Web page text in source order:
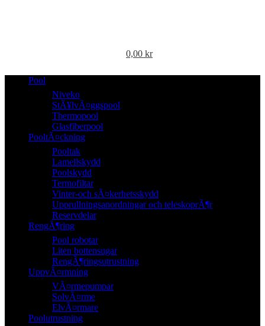
0,00 kr
Pool
Niveko
StÃ¥lvÃ¤ggspool
Thermopool
Glasfiberpool
PooltÃ¤ckning
Pooltak
Lamellskydd
Poolskydd
Termofiltar
Vinter-och sÃ¤kerhetsskydd
Upprullningsanordningar och teleskoprÃ¶r
Reservdelar
RengÃ¶ring
Pool robotar
Liten bottensugar
RengÃ¶ringsutrustning
UppvÃ¤rmning
VÃ¤rmepumpar
SolvÃ¤rme
ElvÃ¤rmare
Poolutrustning